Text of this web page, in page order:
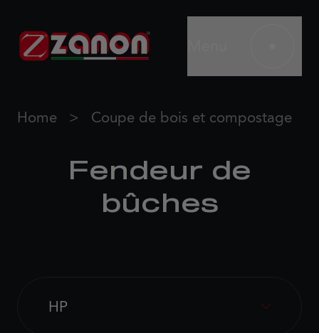
Home Coupe de bois et compostage
Fendeur de
bûches
HP